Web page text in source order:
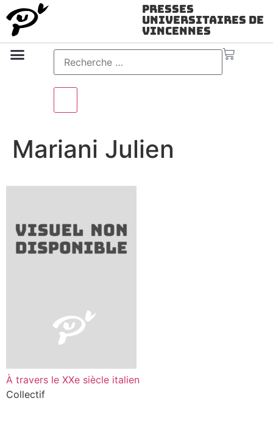
Presses
Universitaires de
Vincennes
Mariani Julien
À travers le XXe siècle italien
Collectif